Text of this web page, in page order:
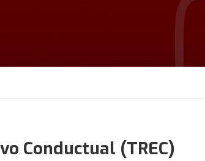
Conductual (TREC)